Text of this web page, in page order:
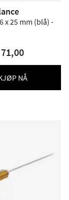
x 25 mm (blå) -
71,00
NÅ